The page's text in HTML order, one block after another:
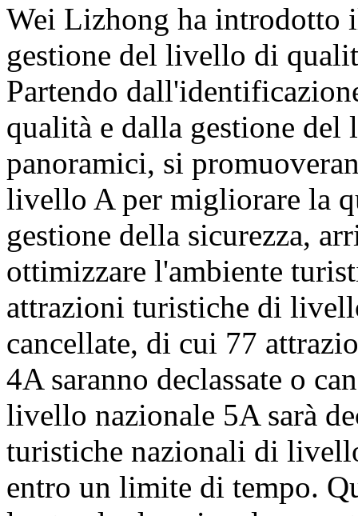
Wei Lizhong ha introdotto
gestione del livello di
Partendo
qualità e dalla gestione
panoramici, si
livello A per migliorare la
gestione della sicurezza,
ottimizzare l'ambiente
attrazioni turistiche di
cancellate, di cui 77
4A saranno declassate o
livello nazionale 5A sarà
turistiche nazionali di
entro un limite di tempo.